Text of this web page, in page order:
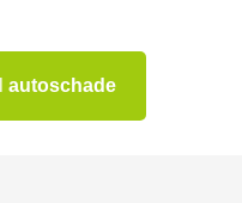
autoschade